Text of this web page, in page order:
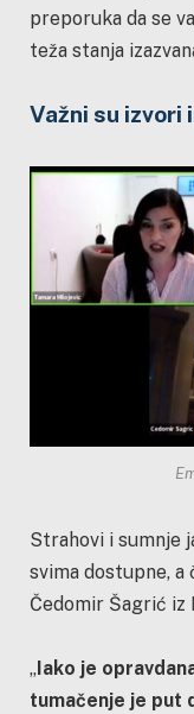
preporuka da se
teža stanja
Važni su izvori
Strahovi i sumnje
svima dostupne,
Čedomir Šagrić iz
„ Iako je
tumačenje je put